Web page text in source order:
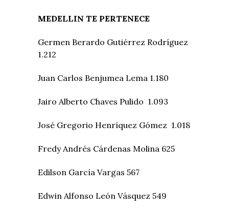
MEDELLIN TE PERTENECE
Germen Berardo Gutiérrez Rodríguez
1.212
Juan Carlos Benjumea Lema 1.180
Jairo Alberto Chaves Pulido 1.093
José Gregorio Henríquez Gómez 1.018
Fredy Andrés Cárdenas Molina 625
Edilson García Vargas 567
Edwin Alfonso León Vásquez 549